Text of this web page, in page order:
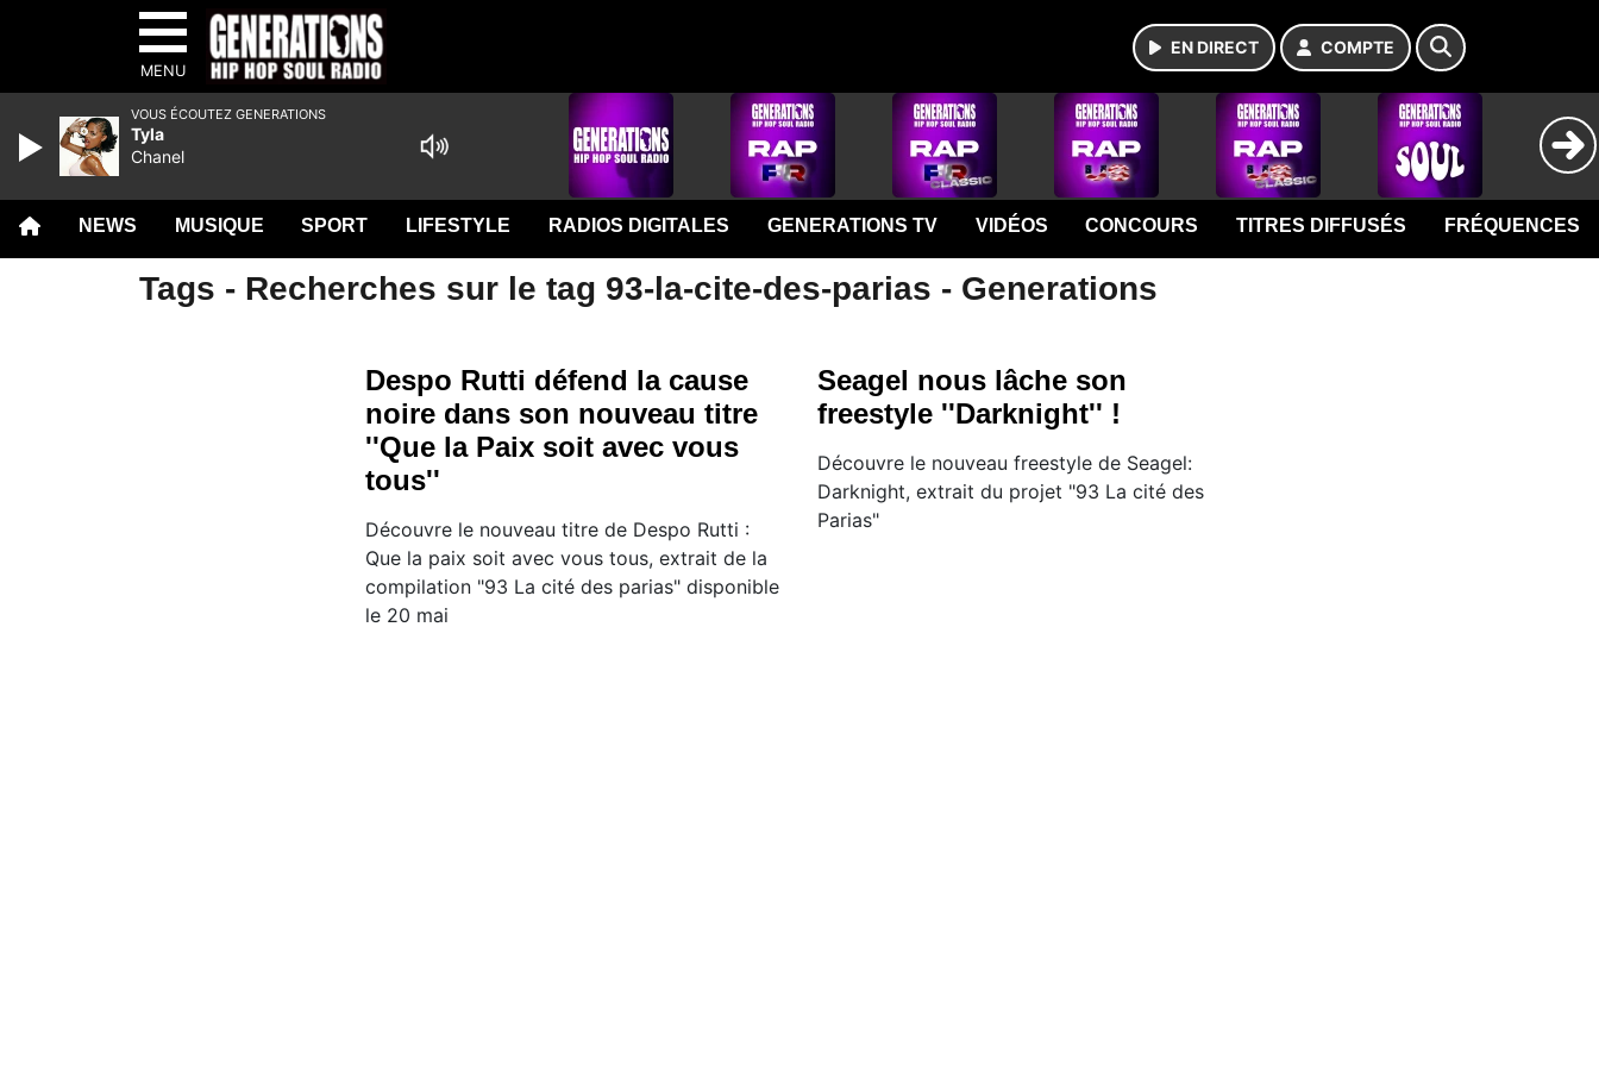
MENU
EN DIRECT COMPTE
NEWS MUSIQUE SPORT LIFESTYLE RADIOS DIGITALES GENERATIONS TV VIDÉOS CONCOURS TITRES DIFFUSÉS FRÉQUENCES
Tags - Recherches sur le tag 93-la-cite-des-parias - Generations
Despo Rutti défend la cause
noire dans son nouveau titre
''Que la Paix soit avec vous
tous''
Découvre le nouveau titre de Despo Rutti :
Que la paix soit avec vous tous, extrait de la
compilation "93 La cité des parias" disponible
le 20 mai
Seagel nous lâche son
freestyle ''Darknight'' !
Découvre le nouveau freestyle de Seagel:
Darknight, extrait du projet "93 La cité des
Parias"
VOUS ÉCOUTEZ GENERATIONS
Tyla
Chanel